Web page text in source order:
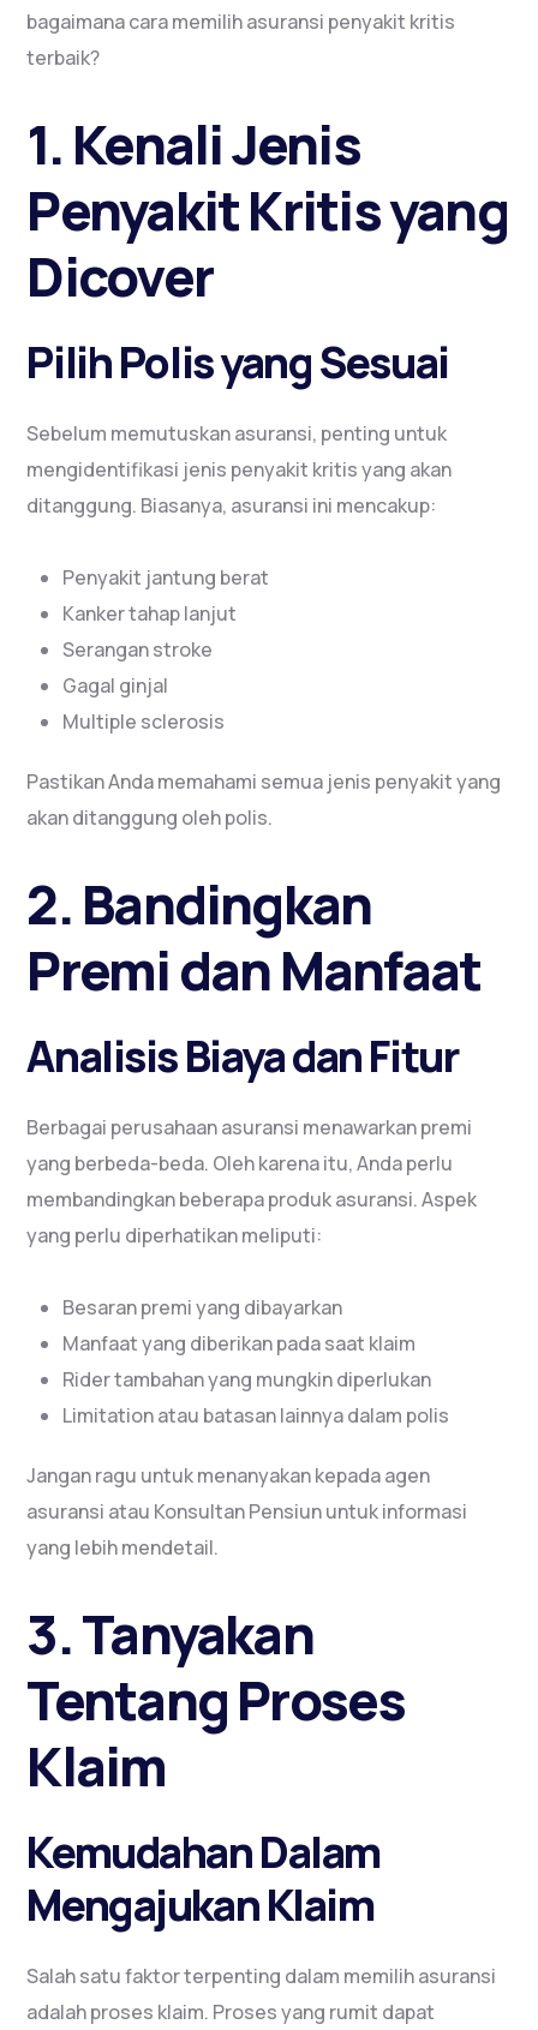
bagaimana cara memilih asuransi penyakit kritis
terbaik?
1. Kenali Jenis
Penyakit Kritis yang
Dicover
Pilih Polis yang Sesuai
Sebelum memutuskan asuransi, penting untuk
mengidentifikasi jenis penyakit kritis yang akan
ditanggung. Biasanya, asuransi ini mencakup:
Penyakit jantung berat
Kanker tahap lanjut
Serangan stroke
Gagal ginjal
Multiple sclerosis
Pastikan Anda memahami semua jenis penyakit yang
akan ditanggung oleh polis.
2. Bandingkan
Premi dan Manfaat
Analisis Biaya dan Fitur
Berbagai perusahaan asuransi menawarkan premi
yang berbeda-beda. Oleh karena itu, Anda perlu
membandingkan beberapa produk asuransi. Aspek
yang perlu diperhatikan meliputi:
Besaran premi yang dibayarkan
Manfaat yang diberikan pada saat klaim
Rider tambahan yang mungkin diperlukan
Limitation atau batasan lainnya dalam polis
Jangan ragu untuk menanyakan kepada agen
asuransi atau Konsultan Pensiun untuk informasi
yang lebih mendetail.
3. Tanyakan
Tentang Proses
Klaim
Kemudahan Dalam
Mengajukan Klaim
Salah satu faktor terpenting dalam memilih asuransi
adalah proses klaim. Proses yang rumit dapat